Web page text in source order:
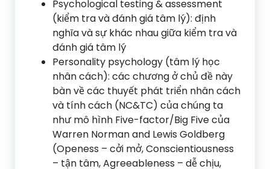
Psychological testing & assessment
(kiểm tra và đánh giá tâm lý): định
nghĩa và sự khác nhau giữa kiểm tra và
đánh giá tâm lý
Personality psychology (tâm lý học
nhân cách): các chương ở chủ đề này
bàn về các thuyết phát triển nhân cách
và tính cách (NC&TC) của chúng ta
như mô hình Five-factor/Big Five của
Warren Norman and Lewis Goldberg
(Openess – cởi mở, Conscientiousness
– tận tâm, Agreeableness – dễ chịu,